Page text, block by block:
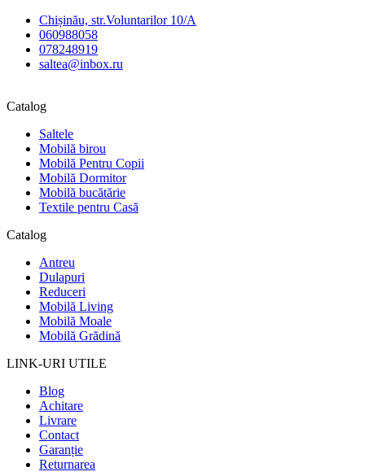
Chișinău, str.Voluntarilor 10/A
060988058
078248919
saltea@inbox.ru
Catalog
Saltele
Mobilă birou
Mobilă Pentru Copii
Mobilă Dormitor
Mobilă bucătărie
Textile pentru Casă
Catalog
Antreu
Dulapuri
Reduceri
Mobilă Living
Mobilă Moale
Mobilă Grădină
LINK-URI UTILE
Blog
Achitare
Livrare
Contact
Garanție
Returnarea